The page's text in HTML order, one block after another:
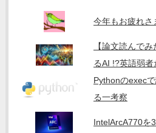
今年もお疲れさ
【論文読んで
るAI !?英語弱
Pythonのexec
る一考察
IntelArcA770を